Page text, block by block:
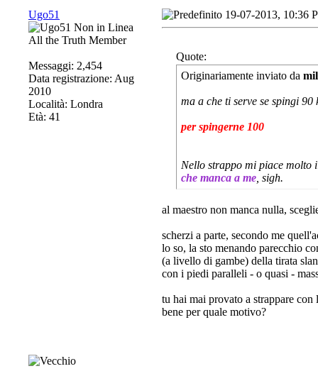
Ugo51
All the Truth Member
Messaggi: 2,454
Data registrazione: Aug
2010
Località: Londra
Età: 41
19-07-2013, 10:36
Quote:
Originariamente inviato da
ma a che ti serve se spingi
per spingerne 100
Nello strappo mi piace
che manca a me , sigh.
al maestro non manca nulla,
scherzi a parte, secondo me
lo so, la sto menando parecchio
(a livello di gambe) della tirata
con i piedi paralleli - o quasi -
tu hai mai provato a strappare
bene per quale motivo?